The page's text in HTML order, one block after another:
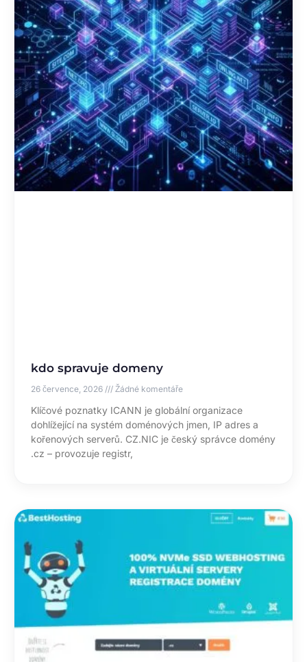
kdo spravuje domeny
26 července, 2026 Žádné komentáře
Klíčové poznatky ICANN je globální organizace
dohlížející na systém doménových jmen, IP adres a
kořenových serverů. CZ.NIC je český správce domény
.cz – provozuje registr,